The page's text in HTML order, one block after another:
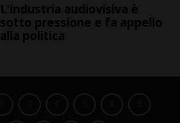
L'industria audiovisiva è
sotto pressione e fa appello
alla politica